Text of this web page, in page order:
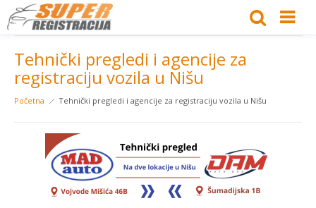
Tehnički pregledi i agencije za
registraciju vozila u Nišu
Početna Tehnički pregledi i agencije za registraciju vozila u Nišu